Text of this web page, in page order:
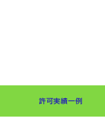
許可実績一例